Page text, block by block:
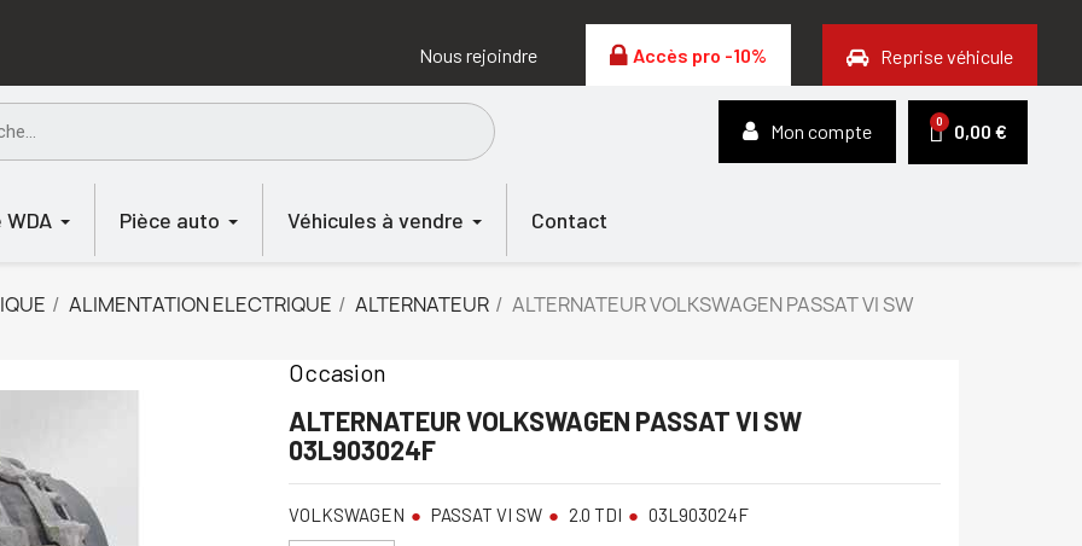
Nous rejoindre Accès pro -10% Reprise véhicule
Mon compte 0,00 €
WDA Pièce auto Véhicules à vendre Contact
ALIMENTATION ELECTRIQUE ALTERNATEUR ALTERNATEUR VOLKSWAGEN PASSAT VI SW
Occasion
ALTERNATEUR VOLKSWAGEN PASSAT VI SW
03L903024F
VOLKSWAGEN PASSAT VI SW 2.0 TDI 03L903024F